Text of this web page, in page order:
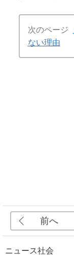
次のページ
ない理由
前へ
ニュース社会